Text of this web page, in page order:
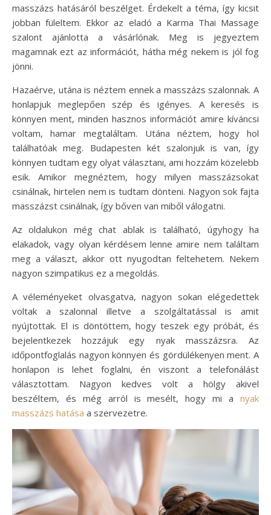
masszázs hatásáról beszélget. Érdekelt a téma, így kicsit
jobban füleltem. Ekkor az eladó a Karma Thai Massage
szalont ajánlotta a vásárlónak. Meg is jegyeztem
magamnak ezt az információt, hátha még nekem is jól fog
jönni.
Hazaérve, utána is néztem ennek a masszázs szalonnak. A
honlapjuk meglepően szép és igényes. A keresés is
könnyen ment, minden hasznos információt amire kíváncsi
voltam, hamar megtaláltam. Utána néztem, hogy hol
találhatóak meg. Budapesten két szalonjuk is van, így
könnyen tudtam egy olyat választani, ami hozzám közelebb
esik. Amikor megnéztem, hogy milyen masszázsokat
csinálnak, hirtelen nem is tudtam dönteni. Nagyon sok fajta
masszázst csinálnak, így bőven van miből válogatni.
Az oldalukon még chat ablak is található, úgyhogy ha
elakadok, vagy olyan kérdésem lenne amire nem találtam
meg a választ, akkor ott nyugodtan feltehetem. Nekem
nagyon szimpatikus ez a megoldás.
A véleményeket olvasgatva, nagyon sokan elégedettek
voltak a szalonnal illetve a szolgáltatással is amit
nyújtottak. El is döntöttem, hogy teszek egy próbát, és
bejelentkezek hozzájuk egy nyak masszázsra. Az
időpontfoglalás nagyon könnyen és gördülékenyen ment. A
honlapon is lehet foglalni, én viszont a telefonálást
választottam. Nagyon kedves volt a hölgy akivel
beszéltem, és még arról is mesélt, hogy mi a nyak
masszázs hatása a szervezetre.